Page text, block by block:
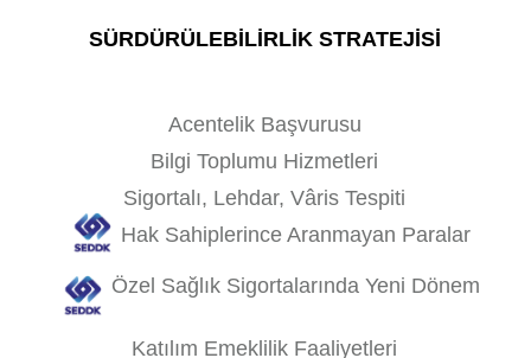
SÜRDÜRÜLEBİLİRLİK STRATEJİSİ
Acentelik Başvurusu
Bilgi Toplumu Hizmetleri
Sigortalı, Lehdar, Vâris Tespiti
Hak Sahiplerince Aranmayan Paralar
Özel Sağlık Sigortalarında Yeni Dönem
Katılım Emeklilik Faaliyetleri